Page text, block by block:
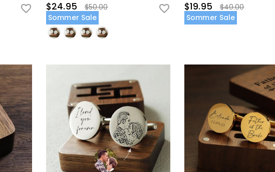
$24.95
$50.00
Sommer Sale
$19.95
$40.00
Sommer Sale